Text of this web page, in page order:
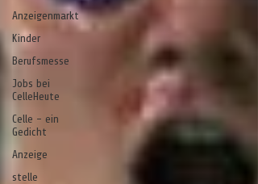
Anzeigenmarkt
Kinder
Berufsmesse
Jobs bei
CelleHeute
Celle - ein
Gedicht
Anzeige
stelle